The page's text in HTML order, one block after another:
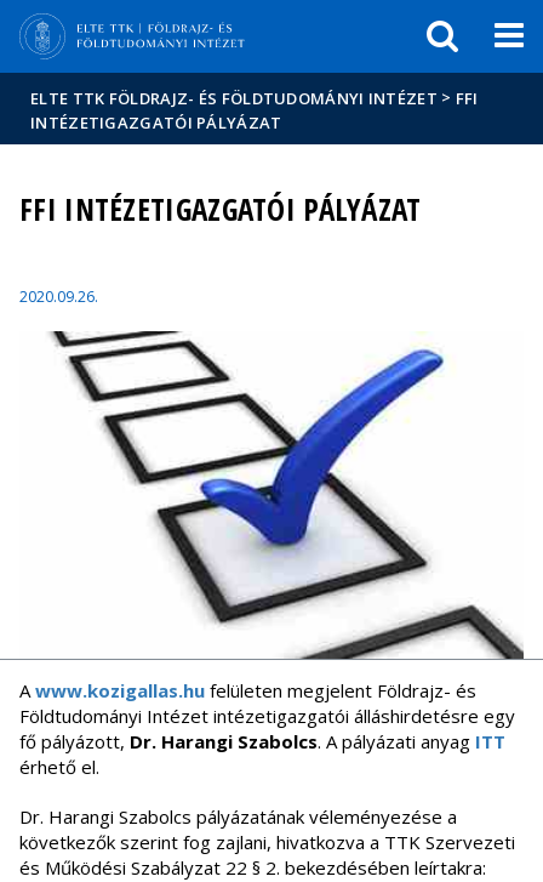
Hírek
Események
ELTE a
sajtóban
ELTE TTK FÖLDRAJZ- ÉS FÖLDTUDOMÁNYI INTÉZET > FFI
INTÉZETIGAZGATÓI PÁLYÁZAT
FFI INTÉZETIGAZGATÓI PÁLYÁZAT
2020.09.26.
Awww.kozigallas.hu felületen megjelent Földrajz- és
Földtudományi Intézet intézetigazgatói álláshirdetésre egy
fő pályázott, Dr. Harangi Szabolcs. A pályázati anyag ITT
érhető el.
Dr. Harangi Szabolcs pályázatának véleményezése a
következők szerint fog zajlani, hivatkozva a TTK Szervezeti
és Működési Szabályzat 22 § 2. bekezdésében leírtakra: